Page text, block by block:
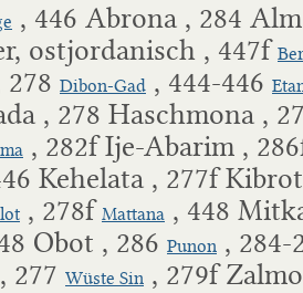
, 446 Abrona , 284
ostjordanisch , 447f
278 Dibon-Gad , 444-446
, 278 Haschmona ,
, 282f Ije-Abarim ,
Kehelata , 277f
, 278f Mattana , 448
Obot , 286 Punon ,
, 277 Wüste Sin , 279f